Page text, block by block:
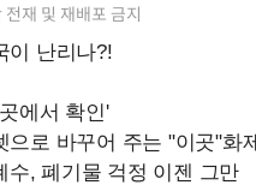
재 및 재배포 금지